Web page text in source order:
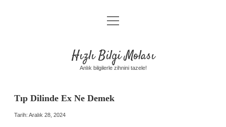
Anasayfa
Yasal Uyarı
menüyü
aç
Hızlı Bilgi Molası
Anlık bilgilerle zihnini tazele!
Tıp Dilinde Ex Ne Demek
Tarih: Aralık 28, 2024